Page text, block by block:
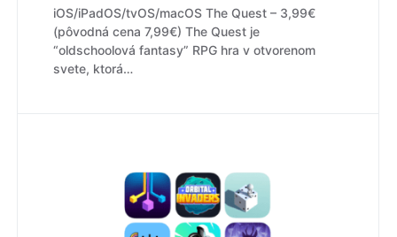
iOS/iPadOS/tvOS/macOS The Quest – 3,99€
(pôvodná cena 7,99€) The Quest je
“oldschoolová fantasy” RPG hra v otvorenom
svete, ktorá…